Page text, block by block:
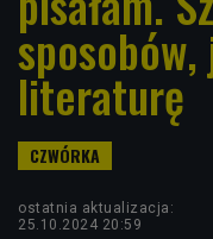
literaturę
ostatnia aktualizacja:
25.10.2024 20:59